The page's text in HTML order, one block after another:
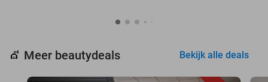
💇 Meer beautydeals Bekijk alle deals